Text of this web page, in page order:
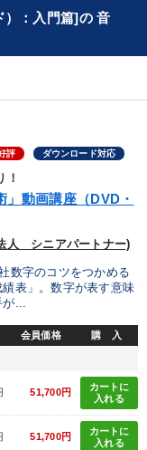
）からお探しいただけ
経営
・講演ＤＶＤ・デジ
ロード）
）：入門篇]の 音
評 ダウンロード対応
！
」動画講座（DVD・
人 シニアパートナー)
数字のコツをつかめる
表」。数字が表す意味
...
会員価格 購 入
51,700円
カートに
入れる
51,700円
カートに
入れる